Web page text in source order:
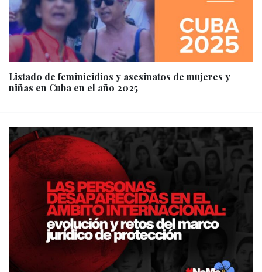
Listado de feminicidios y asesinatos de mujeres y
niñas en Cuba en el año 2025